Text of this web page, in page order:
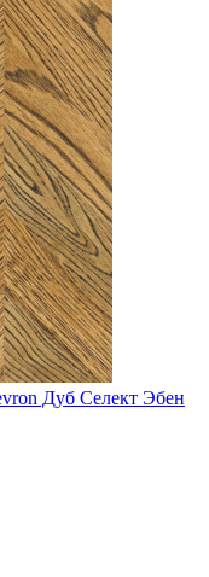
Дуб Селект Эбен